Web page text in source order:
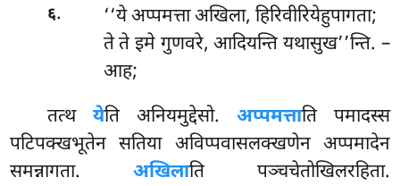
६.
‘‘ये अप्पमत्ता अखिला, हिरिवीरियेहुपागता;
ते ते इमे गुणवरे, आदियन्ति यथासुख’’न्ति. –
आह;
तत्थ येति अनियमुद्देसो. अप्पमत्ताति पमादस्स
पटिपक्खभूतेन सतिया अविप्पवासलक्खणेन अप्पमादेन
समन्नागता. अखिलाति पञ्चचेतोखिलरहिता.